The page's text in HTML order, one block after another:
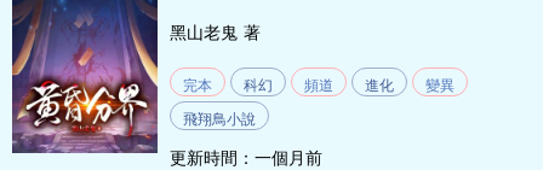
黑山老鬼 著
完本 科幻 頻道 進化
變異
飛翔鳥小說
更新時間：一個月前